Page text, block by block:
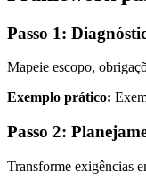
Passo 1:
Mapeie escopo,
Exemplo prático:
Passo 2:
Transforme exigências